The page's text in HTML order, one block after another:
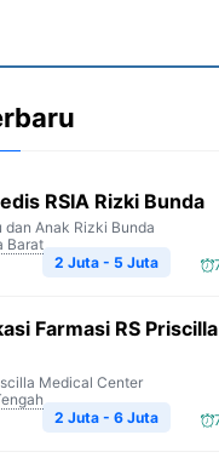
RSIA Rizki Bunda
dan Anak Rizki Bunda
Barat
2 Juta - 5 Juta
Farmasi RS
Medical Center
2 Juta - 6 Juta